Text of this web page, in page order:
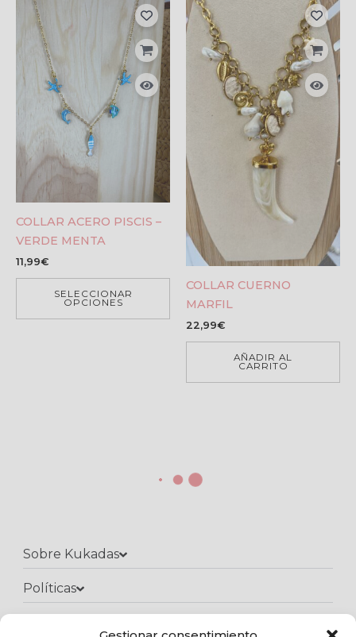
COLLAR ACERO PISCIS –
VERDE MENTA
11,99€
SELECCIONAR
OPCIONES
COLLAR CUERNO
MARFIL
22,99€
AÑADIR AL
CARRITO